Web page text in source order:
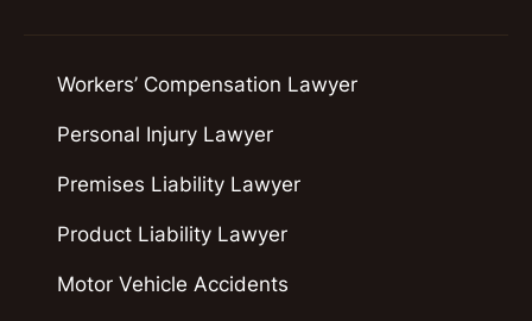
Workers’ Compensation Lawyer
Personal Injury Lawyer
Premises Liability Lawyer
Product Liability Lawyer
Motor Vehicle Accidents